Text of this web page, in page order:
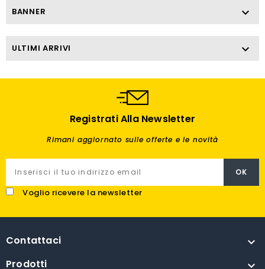
BANNER 
ULTIMI ARRIVI 
Registrati Alla Newsletter
Rimani aggiornato sulle offerte e le novità
Voglio ricevere la newsletter
Contattaci 
Prodotti 